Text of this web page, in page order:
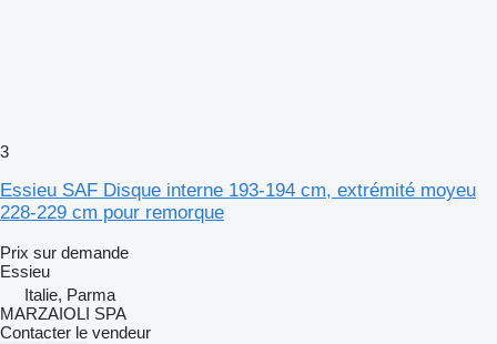
3
Essieu SAF Disque interne 193-194 cm, extrémité moyeu
228-229 cm pour remorque
Prix sur demande
Essieu
Italie, Parma
MARZAIOLI SPA
Contacter le vendeur